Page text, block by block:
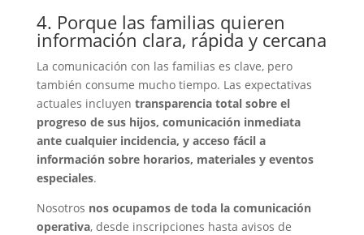
4. Porque las familias quieren
información clara, rápida y cercana
La comunicación con las familias es clave, pero
también consume mucho tiempo. Las expectativas
actuales incluyen transparencia total sobre el
progreso de sus hijos, comunicación inmediata
ante cualquier incidencia, y acceso fácil a
información sobre horarios, materiales y eventos
especiales.
Nosotros nos ocupamos de toda la comunicación
operativa, desde inscripciones hasta avisos de